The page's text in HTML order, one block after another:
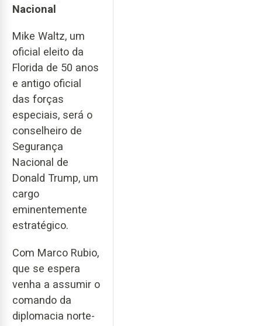
Nacional
Mike Waltz, um
oficial eleito da
Florida de 50 anos
e antigo oficial
das forças
especiais, será o
conselheiro de
Segurança
Nacional de
Donald Trump, um
cargo
eminentemente
estratégico.
Com Marco Rubio,
que se espera
venha a assumir o
comando da
diplomacia norte-